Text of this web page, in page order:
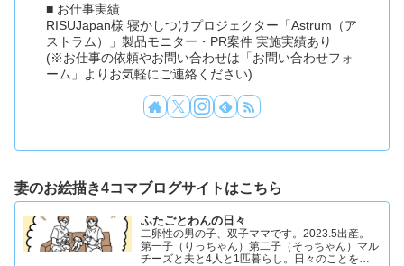
■ お仕事実績
RISUJapan様 寝かしつけプロジェクター「Astrum（ア
ストラム）」製品モニター・PR案件 実施実績あり
(※お仕事の依頼やお問い合わせは「お問い合わせフォ
ーム」よりお気軽にご連絡ください)
妻のお絵描き4コマブログサイトはこちら
ふたごとわんの日々
二卵性の男の子、双子ママです。2023.5出産。
第一子（りっちゃん）第二子（そっちゃん）マル
チーズと夫と4人と1匹暮らし。日々のことを忘